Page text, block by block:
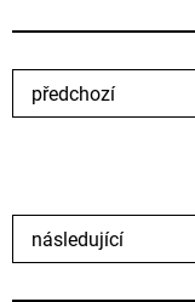
předchozí
následující